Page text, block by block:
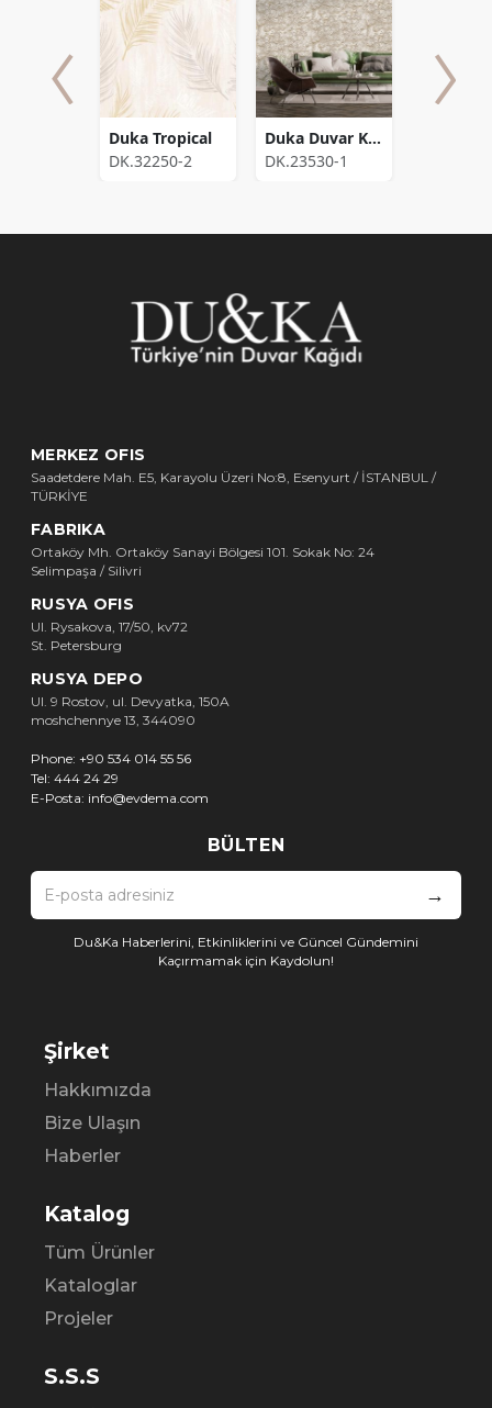
Duka Tropical
DK.32250-2
Duka Duvar Kağıdı Lifestyle Angel DK.23530-1 (10,598 m2)
DK.23530-1
MERKEZ OFIS
Saadetdere Mah. E5, Karayolu Üzeri No:8, Esenyurt / İSTANBUL /
TÜRKİYE
FABRIKA
Ortaköy Mh. Ortaköy Sanayi Bölgesi 101. Sokak No: 24
Selimpaşa / Silivri
RUSYA OFIS
Ul. Rysakova, 17/50, kv72
St. Petersburg
RUSYA DEPO
Ul. 9 Rostov, ul. Devyatka, 150A
moshchennye 13, 344090
Phone: +90 534 014 55 56
Tel: 444 24 29
E-Posta: info@evdema.com
BÜLTEN
→
Du&Ka Haberlerini, Etkinliklerini ve Güncel Gündemini
Kaçırmamak için Kaydolun!
Şirket
Hakkımızda
Bize Ulaşın
Haberler
Katalog
Tüm Ürünler
Kataloglar
Projeler
S.S.S